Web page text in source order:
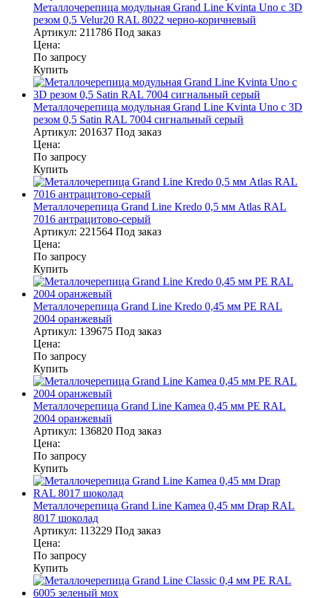
Металлочерепица модульная Grand Line Kvinta Uno c 3D
резом 0,5 Velur20 RAL 8022 черно-коричневый
Артикул: 211786 Под заказ
Цена:
По запросу
Купить
Металлочерепица модульная Grand Line Kvinta Uno c 3D
резом 0,5 Satin RAL 7004 сигнальный серый
Артикул: 201637 Под заказ
Цена:
По запросу
Купить
Металлочерепица Grand Line Kredo 0,5 мм Atlas RAL
7016 антрацитово-серый
Артикул: 221564 Под заказ
Цена:
По запросу
Купить
Металлочерепица Grand Line Kredo 0,45 мм PE RAL
2004 оранжевый
Артикул: 139675 Под заказ
Цена:
По запросу
Купить
Металлочерепица Grand Line Kamea 0,45 мм PE RAL
2004 оранжевый
Артикул: 136820 Под заказ
Цена:
По запросу
Купить
Металлочерепица Grand Line Kamea 0,45 мм Drap RAL
8017 шоколад
Артикул: 113229 Под заказ
Цена:
По запросу
Купить